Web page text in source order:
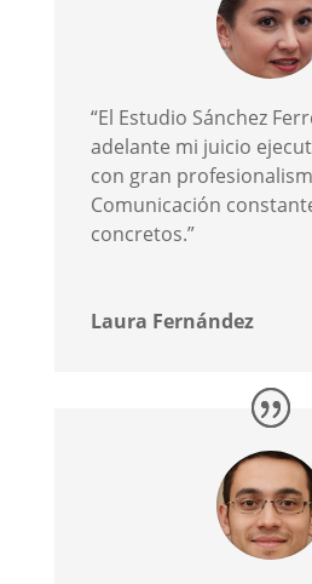
“El Estudio Sánchez
adelante mi juicio
con gran
Comunicación
concretos.”
Laura Fernández